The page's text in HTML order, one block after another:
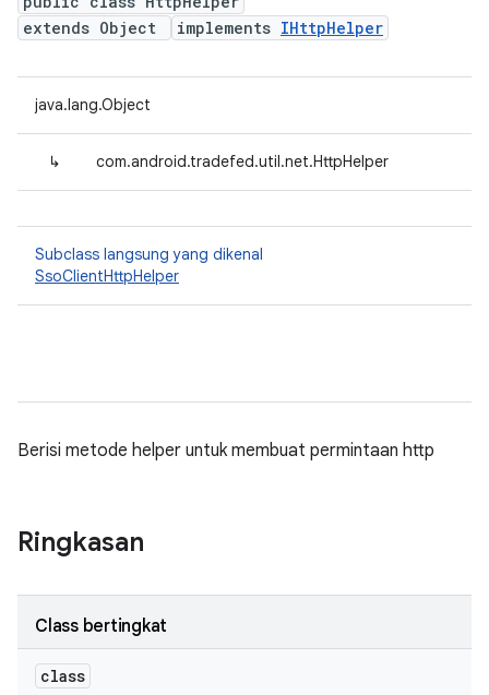
extends Object
implements IHttpHelper
java.lang.Object
↳ com.android.tradefed.util.net.HttpHelper
Subclass langsung yang dikenal
SsoClientHttpHelper
Berisi metode helper untuk membuat permintaan http
Ringkasan
Class bertingkat
class